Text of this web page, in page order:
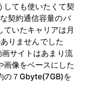
しても使いたくて契
契約通信容量のバ
いたキャリアは月
りませんでした
サイトはあまり流
像をベースにした
の７Gbyte(7GB)を